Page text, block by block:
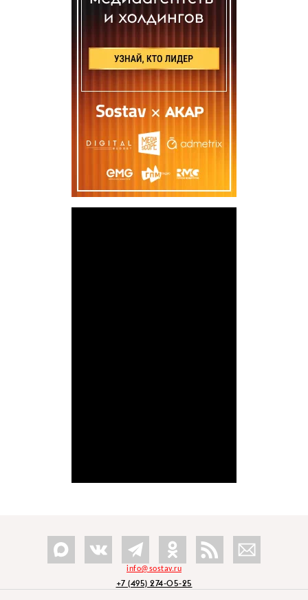
info@sostav.ru
+7 (495) 274-05-25